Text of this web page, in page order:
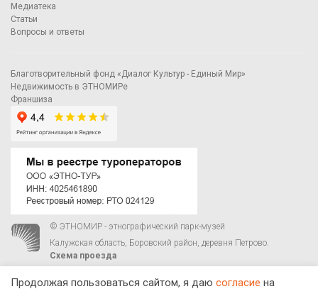
Медиатека
Статьи
Вопросы и ответы
Благотворительный фонд «Диалог Культур - Единый Мир»
Недвижимость в ЭТНОМИРе
Франшиза
© ЭТНОМИР - этнографический парк-музей
Калужская область, Боровский район, деревня Петрово.
Схема проезда
Продолжая пользоваться сайтом, я даю согласие на